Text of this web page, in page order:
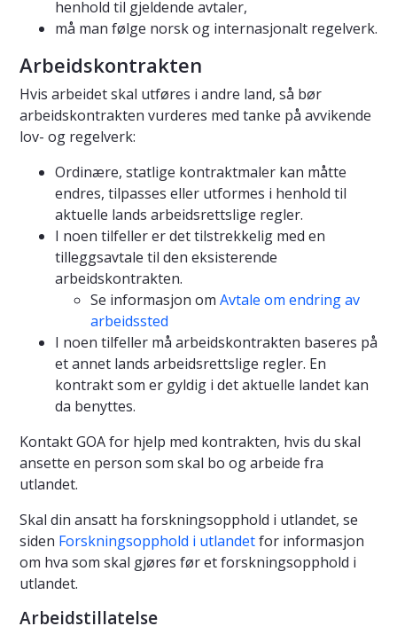
henhold til gjeldende avtaler,
må man følge norsk og internasjonalt regelverk.
Arbeidskontrakten
Hvis arbeidet skal utføres i andre land, så bør
arbeidskontrakten vurderes med tanke på avvikende
lov- og regelverk:
Ordinære, statlige kontraktmaler kan måtte
endres, tilpasses eller utformes i henhold til
aktuelle lands arbeidsrettslige regler.
I noen tilfeller er det tilstrekkelig med en
tilleggsavtale til den eksisterende
arbeidskontrakten.
Se informasjon om Avtale om endring av
arbeidssted
I noen tilfeller må arbeidskontrakten baseres på
et annet lands arbeidsrettslige regler. En
kontrakt som er gyldig i det aktuelle landet kan
da benyttes.
Kontakt GOA for hjelp med kontrakten, hvis du skal
ansette en person som skal bo og arbeide fra
utlandet.
Skal din ansatt ha forskningsopphold i utlandet, se
siden Forskningsopphold i utlandetfor informasjon
om hva som skal gjøres før et forskningsopphold i
utlandet.
Arbeidstillatelse